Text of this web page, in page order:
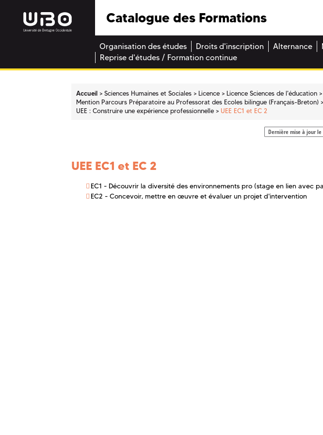
Catalogue des Formations
Organisation des études Droits d'inscription Alternance
Reprise d'études / Formation continue
Accueil Sciences Humaines et Sociales Licence
Licence Sciences de l'éducation
Mention Parcours Préparatoire au Professorat des Ecoles bilingue (Français-Breton)
UEE : Construire une expérience professionnelle
UEE EC1 et EC 2
Dernière mise à jour le
UEE EC1 et EC 2
EC1 - Découvrir la diversité des environnements pro (stage en lien avec
EC2 - Concevoir, mettre en œuvre et évaluer un projet d'intervention